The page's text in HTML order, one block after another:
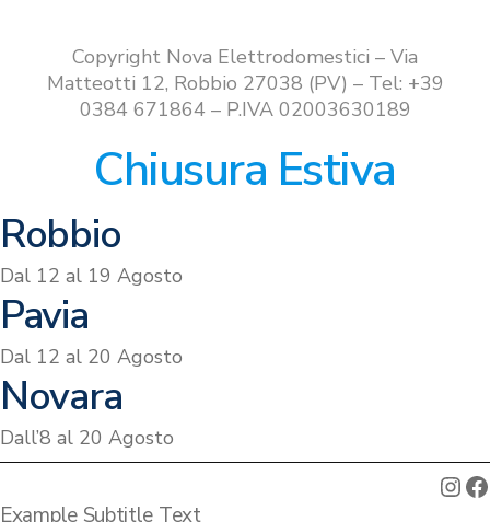
€899.00.€799.00.
Copyright Nova Elettrodomestici – Via
Matteotti 12, Robbio 27038 (PV) – Tel: +39
0384 671864 – P.IVA 02003630189
Chiusura Estiva
Robbio
Dal 12 al 19 Agosto
Pavia
Dal 12 al 20 Agosto
Novara
Dall’8 al 20 Agosto
Example Subtitle Text